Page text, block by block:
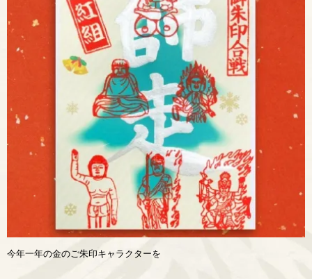
今年一年の金のご朱印キャラクターを